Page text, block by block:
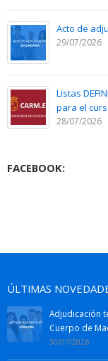
Acto de
29/07/2026
Listas
para el
28/07/2026
FACEBOOK:
ÚLTIMAS
Adjudicación
Cuerpo de
30/07/2026